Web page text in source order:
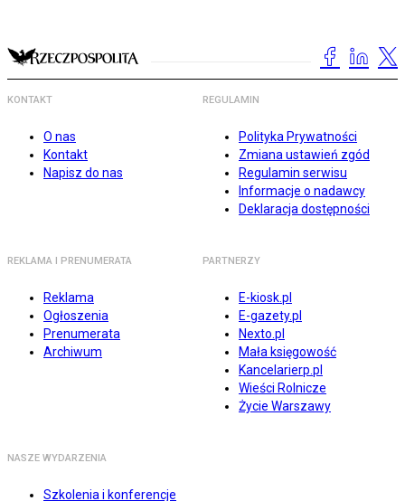
KONTAKT
O nas
Kontakt
Napisz do nas
REGULAMIN
Polityka Prywatności
Zmiana ustawień zgód
Regulamin serwisu
Informacje o nadawcy
Deklaracja dostępności
REKLAMA I PRENUMERATA
Reklama
Ogłoszenia
Prenumerata
Archiwum
PARTNERZY
E-kiosk.pl
E-gazety.pl
Nexto.pl
Mała księgowość
Kancelarierp.pl
Wieści Rolnicze
Życie Warszawy
NASZE WYDARZENIA
Szkolenia i konferencje